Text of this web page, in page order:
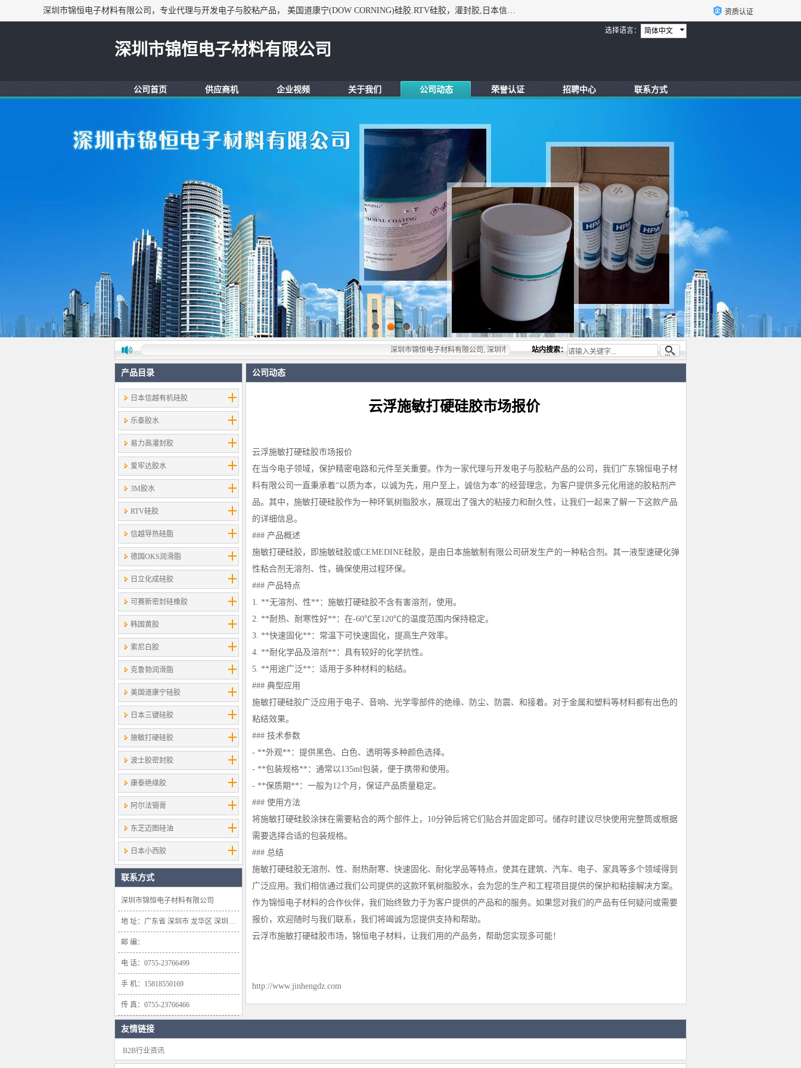
深圳市锦恒电子材料有限公司，专业代理与开发电子与胶粘产品， 美国道康宁(DOW CORNING)硅胶.RTV硅胶，灌封胶,日本信越(ShinEtsu)， 美国通用/东芝(GE/Toshiba)，美国HUMISEAL防潮绝缘胶， 日本小西(KONISHI)胶粘剂，3M,三键，乐泰，日本施敏打硬(CEMEDINE)硅胶，等众多进口品牌. 资质认证
简体中文
选择语言：
深圳市锦恒电子材料有限公司
公司首页 供应商机 企业视频 关于我们 公司动态 荣誉认证 招聘中心 联系方式
深圳市锦恒电子材料有限公司, 深圳市锦恒电子材料有限公司，专业代理与开发电子与胶粘产品， 美国道康宁(DOW CORNING)硅
站内搜索：
产品目录
日本信越有机硅胶
乐泰胶水
易力高灌封胶
爱牢达胶水
3M胶水
RTV硅胶
信越导热硅脂
德国OKS润滑脂
日立化成硅胶
可赛新密封硅橡胶
韩国黄胶
索尼白胶
克鲁勃润滑脂
美国道康宁硅胶
日本三键硅胶
施敏打硬硅胶
波士胶密封胶
康泰绝缘胶
阿尔法锡膏
东芝迈图硅油
日本小西胶
联系方式
深圳市锦恒电子材料有限公司
地 址：广东省 深圳市 龙华区 深圳市龙华新区大浪办事处浪口社区华盛路134号雍景轩商业大厦1638号
邮 编：
电 话：0755-23766499
手 机：15818550169
传 真：0755-23766466
公司动态
云浮施敏打硬硅胶市场报价
云浮施敏打硬硅胶市场报价
在当今电子领域，保护精密电路和元件至关重要。作为一家代理与开发电子与胶粘产品的公司，我们广东锦恒电子材
料有限公司一直秉承着“以质为本，以诚为先，用户至上，诚信为本”的经营理念，为客户提供多元化用途的胶粘剂产
品。其中，施敏打硬硅胶作为一种环氧树脂胶水，展现出了强大的粘接力和耐久性，让我们一起来了解一下这款产品
的详细信息。
### 产品概述
施敏打硬硅胶，即施敏硅胶或CEMEDINE硅胶，是由日本施敏制有限公司研发生产的一种粘合剂。其一液型速硬化弹
性粘合剂无溶剂、性，确保使用过程环保。
### 产品特点
1. **无溶剂、性**：施敏打硬硅胶不含有害溶剂，使用。
2. **耐热、耐寒性好**：在-60℃至120℃的温度范围内保持稳定。
3. **快速固化**：常温下可快速固化，提高生产效率。
4. **耐化学品及溶剂**：具有较好的化学抗性。
5. **用途广泛**：适用于多种材料的粘结。
### 典型应用
施敏打硬硅胶广泛应用于电子、音响、光学零部件的绝缘、防尘、防震、和接着。对于金属和塑料等材料都有出色的
粘结效果。
### 技术参数
- **外观**：提供黑色、白色、透明等多种颜色选择。
- **包装规格**：通常以135ml包装，便于携带和使用。
- **保质期**：一般为12个月，保证产品质量稳定。
### 使用方法
将施敏打硬硅胶涂抹在需要粘合的两个部件上，10分钟后将它们贴合并固定即可。储存时建议尽快使用完整筒或根据
需要选择合适的包装规格。
### 总结
施敏打硬硅胶无溶剂、性、耐热耐寒、快速固化、耐化学品等特点，使其在建筑、汽车、电子、家具等多个领域得到
广泛应用。我们相信通过我们公司提供的这款环氧树脂胶水，会为您的生产和工程项目提供的保护和粘接解决方案。
作为锦恒电子材料的合作伙伴，我们始终致力于为客户提供的产品和的服务。如果您对我们的产品有任何疑问或需要
报价，欢迎随时与我们联系，我们将竭诚为您提供支持和帮助。
云浮市施敏打硬硅胶市场，锦恒电子材料，让我们用的产品务，帮助您实现多可能！
http://www.jinhengdz.com
友情链接
B2B行业资讯